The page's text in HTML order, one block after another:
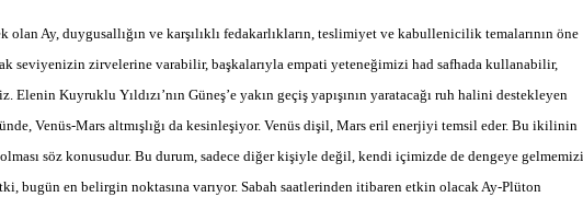
Ay, duygusallığın ve karşılıklı fedakarlıkların, teslimiyet ve kabullenicilik temalarının öne
seviyenizin zirvelerine varabilir, başkalarıyla empati yeteneğimizi had safhada kullanabilir,
Kuyruklu Yıldızı’nın Güneş’e yakın geçiş yapışının yaratacağı ruh halini destekleyen
Venüs-Mars altmışlığı da kesinleşiyor. Venüs dişil, Mars eril enerjiyi temsil eder. Bu ikilinin
söz konusudur. Bu durum, sadece diğer kişiyle değil, kendi içimizde de dengeye gelmemizi
bugün en belirgin noktasına varıyor. Sabah saatlerinden itibaren etkin olacak Ay-Plüton